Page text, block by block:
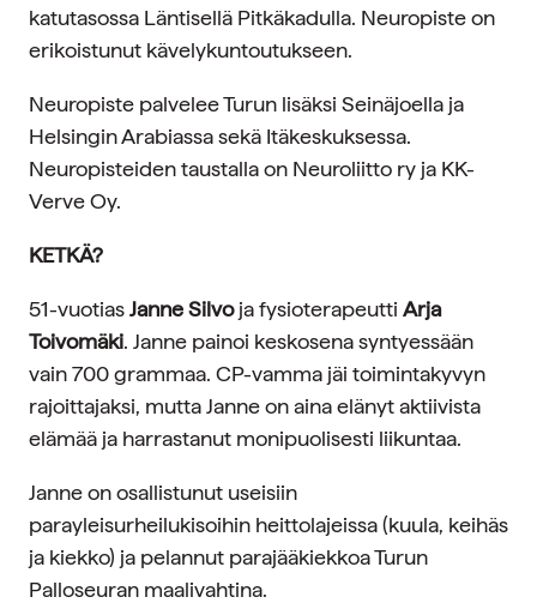
katutasossa Läntisellä Pitkäkadulla. Neuropiste on
erikoistunut kävelykuntoutukseen.
Neuropiste palvelee Turun lisäksi Seinäjoella ja
Helsingin Arabiassa sekä Itäkeskuksessa.
Neuropisteiden taustalla on Neuroliitto ry ja KK-
Verve Oy.
KETKÄ?
51-vuotiasJanne Silvoja fysioterapeutti Arja
Toivomäki. Janne painoi keskosena syntyessään
vain 700 grammaa. CP-vamma jäi toimintakyvyn
rajoittajaksi, mutta Janne on aina elänyt aktiivista
elämää ja harrastanut monipuolisesti liikuntaa.
Janne on osallistunut useisiin
parayleisurheilukisoihin heittolajeissa (kuula, keihäs
ja kiekko) ja pelannut parajääkiekkoa Turun
Palloseuran maalivahtina.